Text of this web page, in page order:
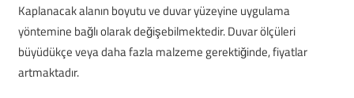
Kaplanacak alanın boyutu ve duvar yüzeyine uygulama
yöntemine bağlı olarak değişebilmektedir. Duvar ölçüleri
büyüdükçe veya daha fazla malzeme gerektiğinde, fiyatlar
artmaktadır.